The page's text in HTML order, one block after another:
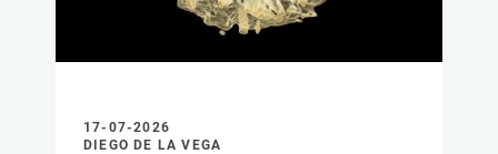
17-07-2026
DIEGO DE LA VEGA